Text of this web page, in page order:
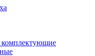
комплектующие